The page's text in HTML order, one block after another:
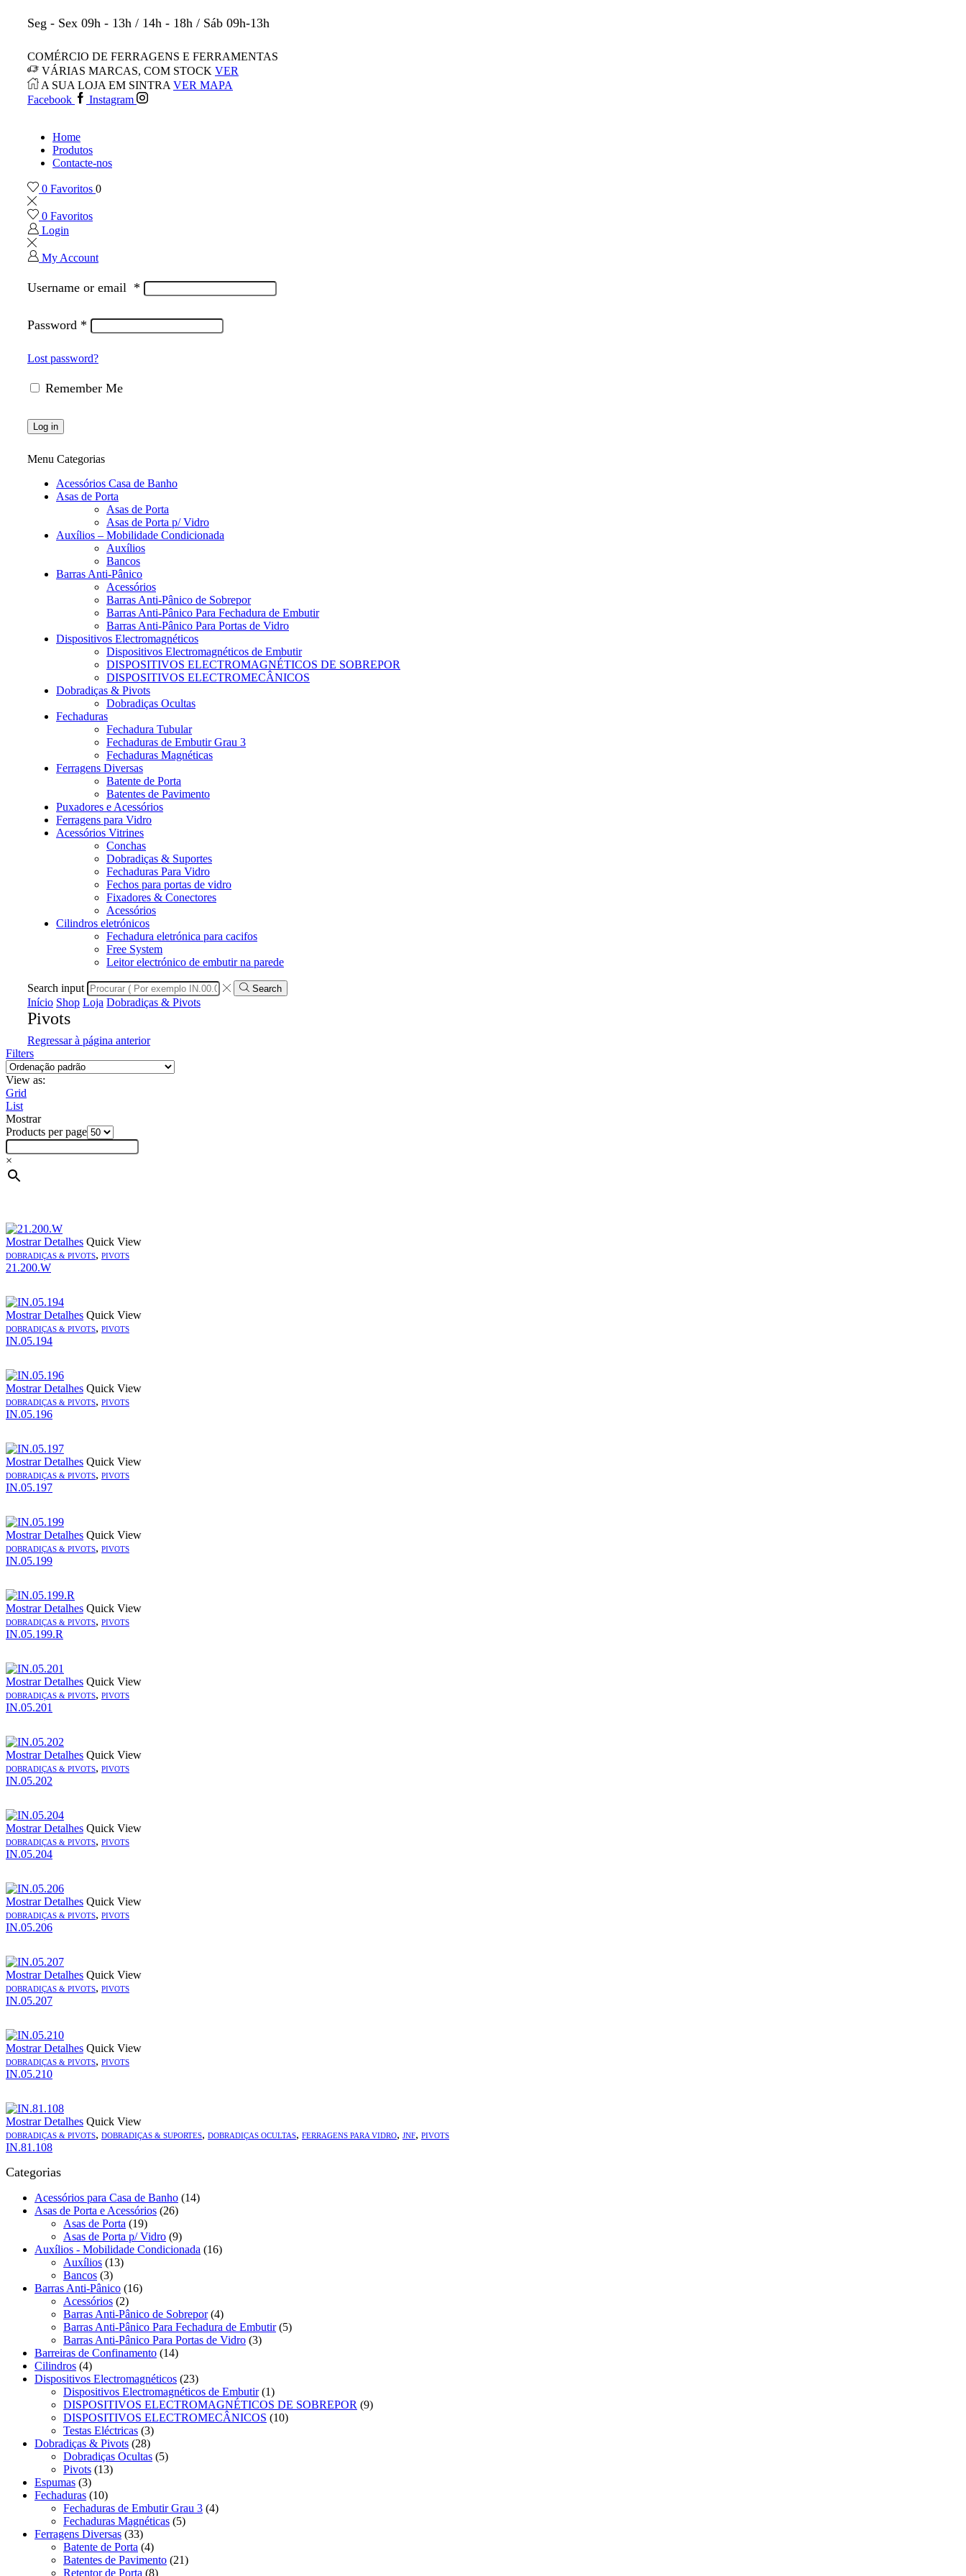
Seg - Sex 09h - 13h / 14h - 18h / Sáb 09h-13h
COMÉRCIO DE FERRAGENS E FERRAMENTAS
VÁRIAS MARCAS, COM STOCK VER
A SUA LOJA EM SINTRA VER MAPA
Facebook
Instagram
Home
Produtos
Contacte-nos
0 Favoritos 0
0 Favoritos
Login
My Account
Username or email *
Password *
Lost password?
Remember Me
Log in
Menu Categorias
Acessórios Casa de Banho
Asas de Porta
Asas de Porta
Asas de Porta p/ Vidro
Auxílios – Mobilidade Condicionada
Auxílios
Bancos
Barras Anti-Pânico
Acessórios
Barras Anti-Pânico de Sobrepor
Barras Anti-Pânico Para Fechadura de Embutir
Barras Anti-Pânico Para Portas de Vidro
Dispositivos Electromagnéticos
Dispositivos Electromagnéticos de Embutir
DISPOSITIVOS ELECTROMAGNÉTICOS DE SOBREPOR
DISPOSITIVOS ELECTROMECÂNICOS
Dobradiças & Pivots
Dobradiças Ocultas
Fechaduras
Fechadura Tubular
Fechaduras de Embutir Grau 3
Fechaduras Magnéticas
Ferragens Diversas
Batente de Porta
Batentes de Pavimento
Puxadores e Acessórios
Ferragens para Vidro
Acessórios Vitrines
Conchas
Dobradiças & Suportes
Fechaduras Para Vidro
Fechos para portas de vidro
Fixadores & Conectores
Acessórios
Cilindros eletrónicos
Fechadura eletrónica para cacifos
Free System
Leitor electrónico de embutir na parede
Search input Search
Início Shop Loja Dobradiças & Pivots
Pivots
Regressar à página anterior
Filters
View as:
Grid
List
Mostrar
Products per page
×
Mostrar Detalhes Quick View
DOBRADIÇAS & PIVOTS, PIVOTS
21.200.W
Mostrar Detalhes Quick View
DOBRADIÇAS & PIVOTS, PIVOTS
IN.05.194
Mostrar Detalhes Quick View
DOBRADIÇAS & PIVOTS, PIVOTS
IN.05.196
Mostrar Detalhes Quick View
DOBRADIÇAS & PIVOTS, PIVOTS
IN.05.197
Mostrar Detalhes Quick View
DOBRADIÇAS & PIVOTS, PIVOTS
IN.05.199
Mostrar Detalhes Quick View
DOBRADIÇAS & PIVOTS, PIVOTS
IN.05.199.R
Mostrar Detalhes Quick View
DOBRADIÇAS & PIVOTS, PIVOTS
IN.05.201
Mostrar Detalhes Quick View
DOBRADIÇAS & PIVOTS, PIVOTS
IN.05.202
Mostrar Detalhes Quick View
DOBRADIÇAS & PIVOTS, PIVOTS
IN.05.204
Mostrar Detalhes Quick View
DOBRADIÇAS & PIVOTS, PIVOTS
IN.05.206
Mostrar Detalhes Quick View
DOBRADIÇAS & PIVOTS, PIVOTS
IN.05.207
Mostrar Detalhes Quick View
DOBRADIÇAS & PIVOTS, PIVOTS
IN.05.210
Mostrar Detalhes Quick View
DOBRADIÇAS & PIVOTS, DOBRADIÇAS & SUPORTES, DOBRADIÇAS OCULTAS, FERRAGENS PARA VIDRO, JNF, PIVOTS
IN.81.108
Categorias
Acessórios para Casa de Banho (14)
Asas de Porta e Acessórios (26)
Asas de Porta (19)
Asas de Porta p/ Vidro (9)
Auxílios - Mobilidade Condicionada (16)
Auxílios (13)
Bancos (3)
Barras Anti-Pânico (16)
Acessórios (2)
Barras Anti-Pânico de Sobrepor (4)
Barras Anti-Pânico Para Fechadura de Embutir (5)
Barras Anti-Pânico Para Portas de Vidro (3)
Barreiras de Confinamento (14)
Cilindros (4)
Dispositivos Electromagnéticos (23)
Dispositivos Electromagnéticos de Embutir (1)
DISPOSITIVOS ELECTROMAGNÉTICOS DE SOBREPOR (9)
DISPOSITIVOS ELECTROMECÂNICOS (10)
Testas Eléctricas (3)
Dobradiças & Pivots (28)
Dobradiças Ocultas (5)
Pivots (13)
Espumas (3)
Fechaduras (10)
Fechaduras de Embutir Grau 3 (4)
Fechaduras Magnéticas (5)
Ferragens Diversas (33)
Batente de Porta (4)
Batentes de Pavimento (21)
Retentor de Porta (8)